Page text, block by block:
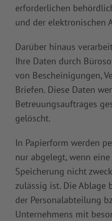
erforderlichen
und der elektronischen
Darüber hinaus
Ihre Daten durch
von Bescheinigungen,
Briefen. Diese Daten
Betreuungsauftrages
gelöscht.
In Papierform werden
nur abgelegt, wenn
Speicherung nicht
zulässig ist. Die Ablage
der Personalabteilung
Unternehmens mit